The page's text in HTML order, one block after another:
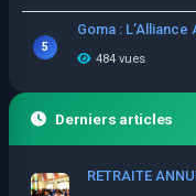
5
Goma :
484 vues
Derniers articles
RETRAITE